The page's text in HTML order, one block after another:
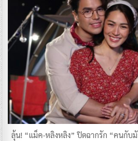
ลุ้น! “แม็ค-หลิงหลิง” ปิดฉากรัก “คนกับ